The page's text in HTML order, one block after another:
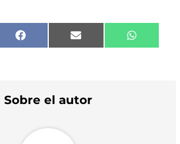
Compartir
en
F
a
o
k
Compartir
en
E
m
en
W
h
Sobre el autor